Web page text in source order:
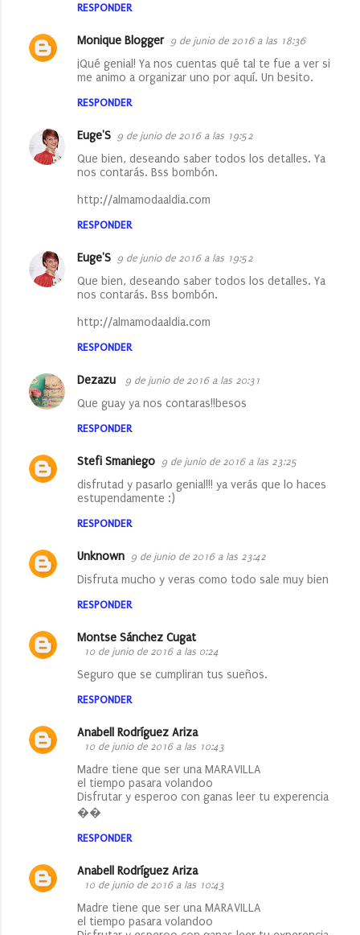
RESPONDER
Monique Blogger 9 de junio de 2016 a las 18:36
¡Qué genial! Ya nos cuentas qué tal te fue a ver si
me animo a organizar uno por aquí. Un besito.
RESPONDER
Euge'S 9 de junio de 2016 a las 19:52
Que bien, deseando saber todos los detalles. Ya
nos contarás. Bss bombón.
http://almamodaaldia.com
RESPONDER
Euge'S 9 de junio de 2016 a las 19:52
Que bien, deseando saber todos los detalles. Ya
nos contarás. Bss bombón.
http://almamodaaldia.com
RESPONDER
Dezazu 9 de junio de 2016 a las 20:31
Que guay ya nos contaras!!besos
RESPONDER
Stefi Smaniego 9 de junio de 2016 a las 23:25
disfrutad y pasarlo genial!!! ya verás que lo haces
estupendamente :)
RESPONDER
Unknown 9 de junio de 2016 a las 23:42
Disfruta mucho y veras como todo sale muy bien
RESPONDER
Montse Sánchez Cugat
10 de junio de 2016 a las 0:24
Seguro que se cumpliran tus sueños.
RESPONDER
Anabell Rodríguez Ariza
10 de junio de 2016 a las 10:43
Madre tiene que ser una MARAVILLA
el tiempo pasara volandoo
Disfrutar y esperoo con ganas leer tu experencia
��
RESPONDER
Anabell Rodríguez Ariza
10 de junio de 2016 a las 10:43
Madre tiene que ser una MARAVILLA
el tiempo pasara volandoo